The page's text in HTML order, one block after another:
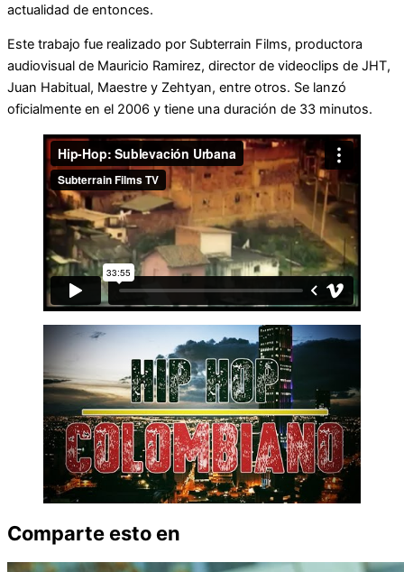
actualidad de entonces.
Este trabajo fue realizado por Subterrain Films, productora
audiovisual de Mauricio Ramirez, director de videoclips de JHT,
Juan Habitual, Maestre y Zehtyan, entre otros. Se lanzó
oficialmente en el 2006 y tiene una duración de 33 minutos.
Comparte esto en